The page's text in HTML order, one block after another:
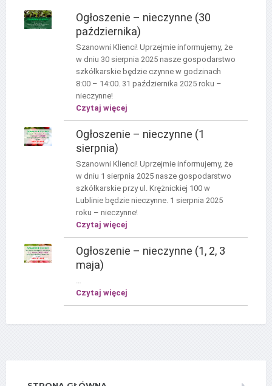
Ogłoszenie – nieczynne (30
października)
Szanowni Klienci! Uprzejmie informujemy, że
w dniu 30 sierpnia 2025 nasze gospodarstwo
szkółkarskie będzie czynne w godzinach
8:00 – 14:00. 31 października 2025 roku –
nieczynne!
Czytaj więcej
Ogłoszenie – nieczynne (1
sierpnia)
Szanowni Klienci! Uprzejmie informujemy, że
w dniu 1 sierpnia 2025 nasze gospodarstwo
szkółkarskie przy ul. Krężnickiej 100 w
Lublinie będzie nieczynne. 1 sierpnia 2025
roku – nieczynne!
Czytaj więcej
Ogłoszenie – nieczynne (1, 2, 3
maja)
Czytaj więcej